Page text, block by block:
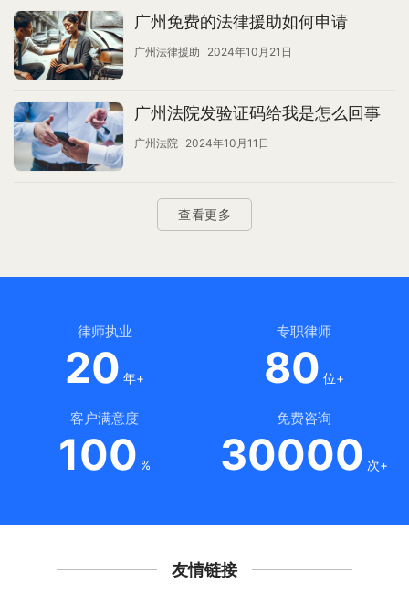
广州免费的法律援助如何申请
广州法律援助 2024年10月21日
广州法院发验证码给我是怎么回事
广州法院 2024年10月11日
查看更多
律师执业
20 年+
专职律师
80 位+
客户满意度
100 %
免费咨询
30000 次+
友情链接